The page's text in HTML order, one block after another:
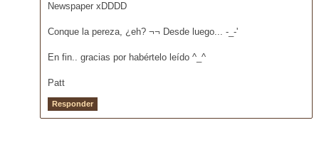
Newspaper xDDDD
Conque la pereza, ¿eh? ¬¬ Desde luego... -_-'
En fin.. gracias por habértelo leído ^_^
Patt
Responder